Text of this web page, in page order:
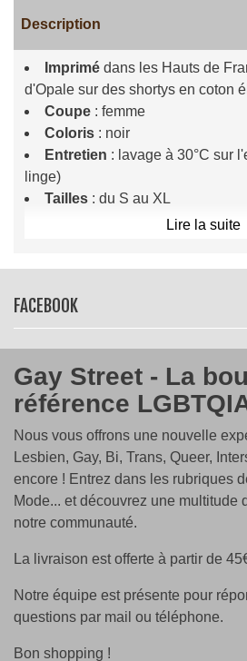
Description
Imprimé dans les Hauts de
d'Opale sur des shortys en coton
Coupe : femme
Coloris : noir
Entretien : lavage à 30°C sur
linge)
Tailles : du S au XL
Que vous le portiez lors
vie de tous les jours, notre shorty "
Lire la suite
FACEBOOK
Gay Street - La
référence
Nous vous offrons une nouvelle
Lesbien, Gay, Bi, Trans, Queer,
encore ! Entrez dans les rubriques
Mode... et découvrez une multitude
notre communauté.
La livraison est offerte à partir de
Notre équipe est présente pour
questions par mail ou téléphone.
Bon shopping !